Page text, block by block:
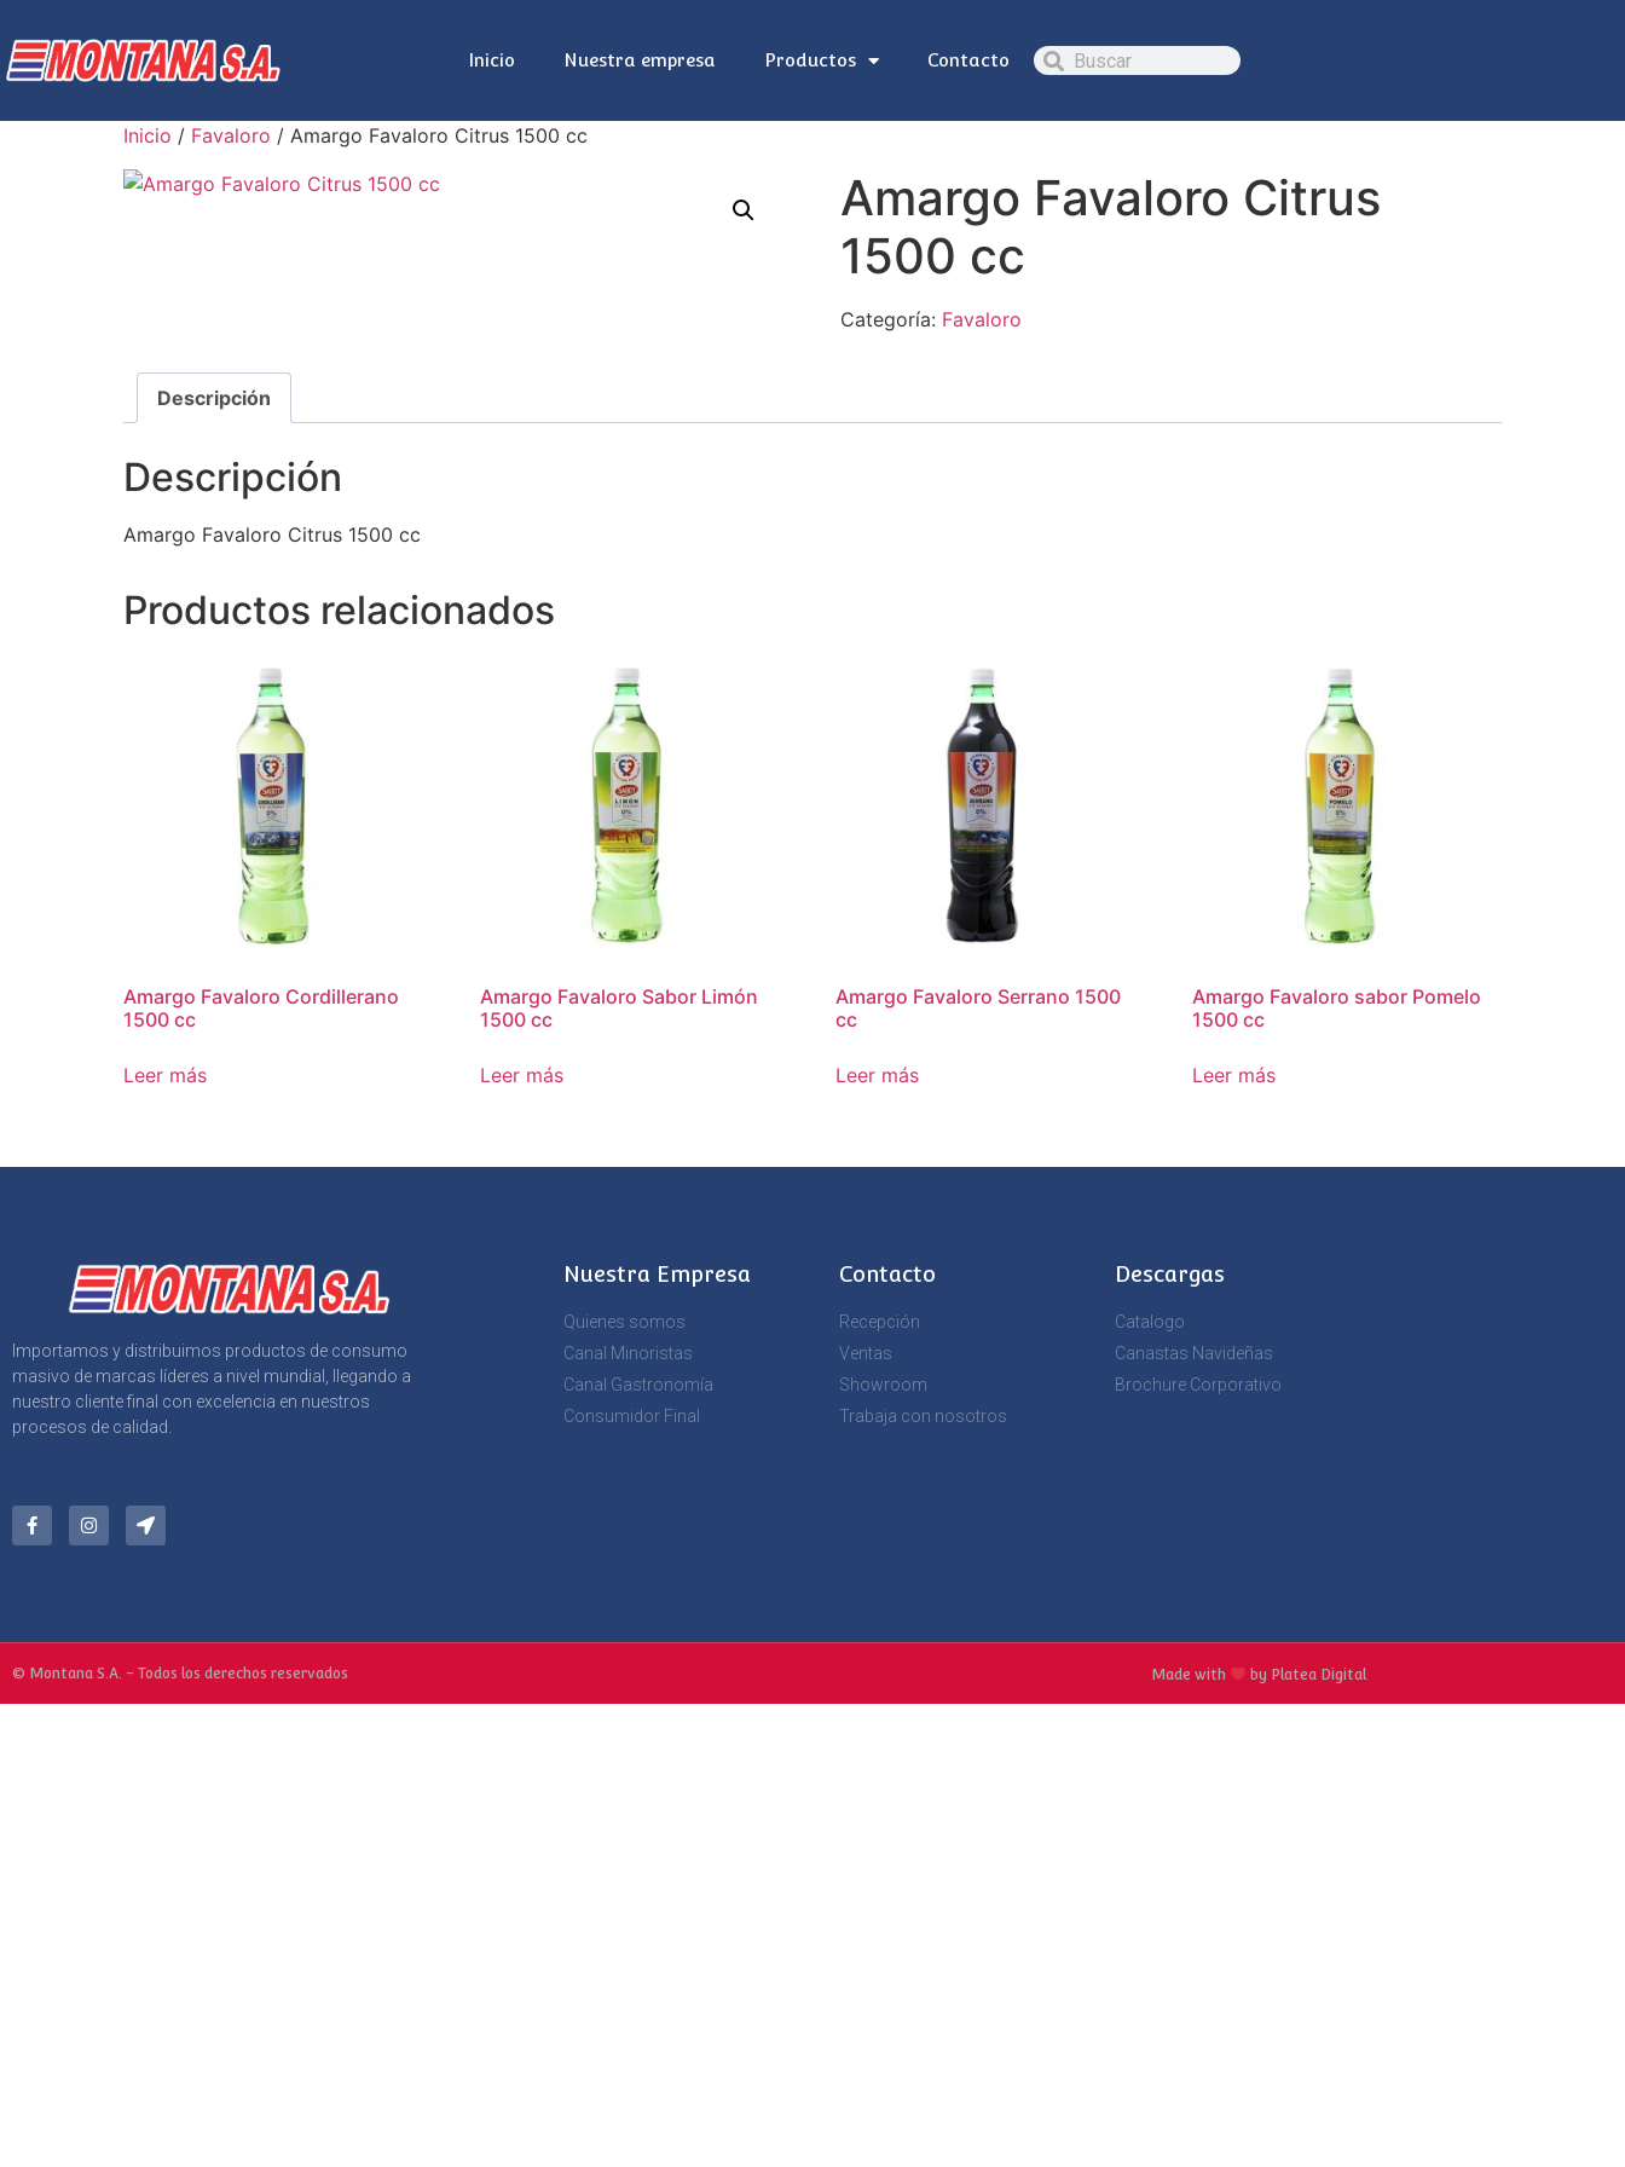
Inicio Nuestra empresa Productos Contacto
Inicio / Favaloro / Amargo Favaloro Citrus 1500 cc
Amargo Favaloro Citrus
1500 cc
Categoría: Favaloro
Descripción
Descripción
Amargo Favaloro Citrus 1500 cc
Productos relacionados
Amargo Favaloro Cordillerano
1500 cc
Leer más
Amargo Favaloro Sabor Limón
1500 cc
Leer más
Amargo Favaloro Serrano 1500
cc
Leer más
Amargo Favaloro sabor Pomelo
1500 cc
Leer más
Importamos y distribuimos productos de consumo
masivo de marcas líderes a nivel mundial, llegando a
nuestro cliente final con excelencia en nuestros
procesos de calidad.
Nuestra Empresa
Quienes somos
Canal Minoristas
Canal Gastronomía
Consumidor Final
Contacto
Recepción
Ventas
Showroom
Trabaja con nosotros
Descargas
Catalogo
Canastas Navideñas
Brochure Corporativo
© Montana S.A. - Todos los derechos reservados Made with by Platea Digital